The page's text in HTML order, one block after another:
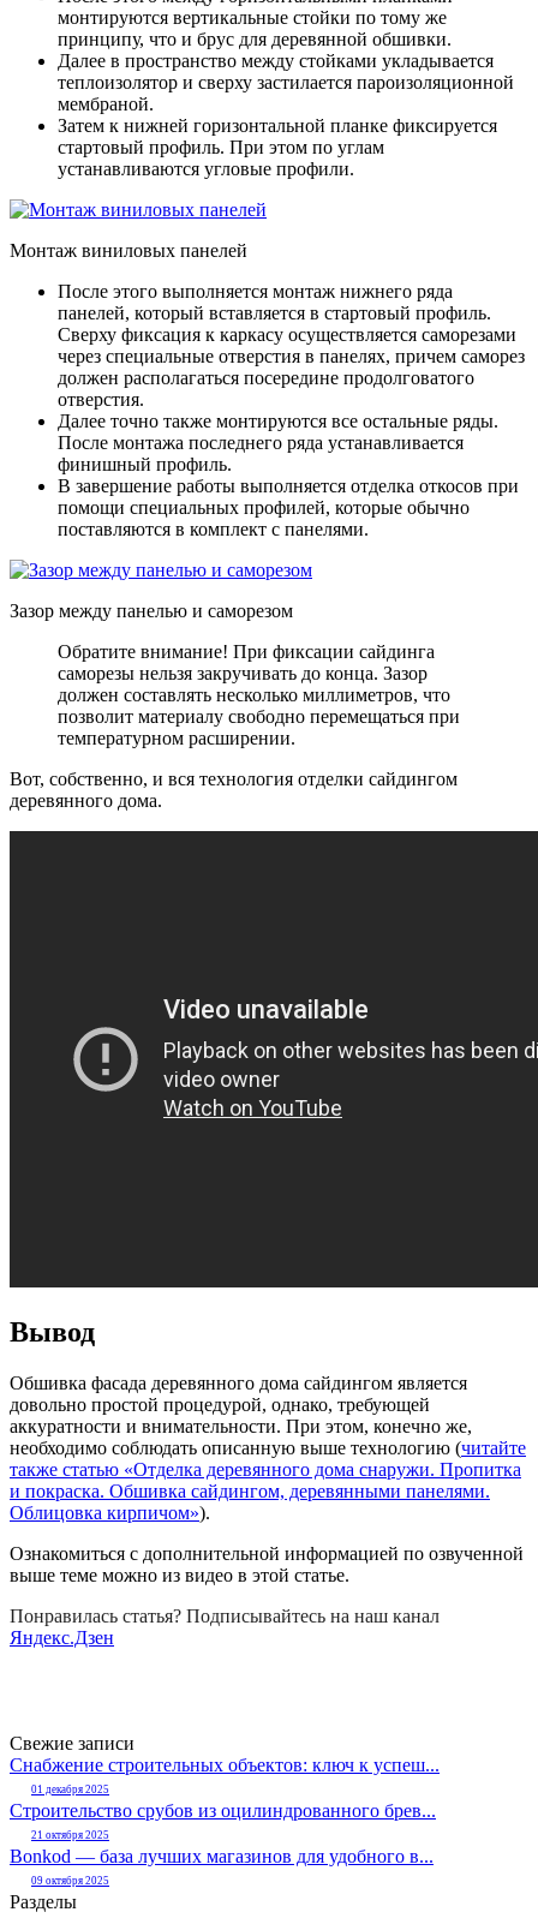
монтируются вертикальные стойки по тому же
принципу, что и брус для деревянной обшивки.
Далее в пространство между стойками укладывается
теплоизолятор и сверху застилается пароизоляционной
мембраной.
Затем к нижней горизонтальной планке фиксируется
стартовый профиль. При этом по углам
устанавливаются угловые профили.
Монтаж виниловых панелей
После этого выполняется монтаж нижнего ряда
панелей, который вставляется в стартовый профиль.
Сверху фиксация к каркасу осуществляется саморезами
через специальные отверстия в панелях, причем саморез
должен располагаться посередине продолговатого
отверстия.
Далее точно также монтируются все остальные ряды.
После монтажа последнего ряда устанавливается
финишный профиль.
В завершение работы выполняется отделка откосов при
помощи специальных профилей, которые обычно
поставляются в комплект с панелями.
Зазор между панелью и саморезом
Обратите внимание! При фиксации сайдинга
саморезы нельзя закручивать до конца. Зазор
должен составлять несколько миллиметров, что
позволит материалу свободно перемещаться при
температурном расширении.
Вот, собственно, и вся технология отделки сайдингом
деревянного дома.
Вывод
Обшивка фасада деревянного дома сайдингом является
довольно простой процедурой, однако, требующей
аккуратности и внимательности. При этом, конечно же,
необходимо соблюдать описанную выше технологию (читайте
также статью «Отделка деревянного дома снаружи. Пропитка
и покраска. Обшивка сайдингом, деревянными панелями.
Облицовка кирпичом»).
Ознакомиться с дополнительной информацией по озвученной
выше теме можно из видео в этой статье.
Понравилась статья? Подписывайтесь на наш канал
Яндекс.Дзен
Свежие записи
Снабжение строительных объектов: ключ к успеш...
01 декабря 2025
Строительство срубов из оцилиндрованного брев...
21 октября 2025
Bonkod — база лучших магазинов для удобного в...
09 октября 2025
Разделы